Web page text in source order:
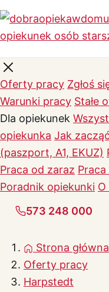
Oferty pracy Zgłoś
Warunki pracy Stałe
Dla opiekunek
opiekunka Jak
(paszport, A1, EKUZ)
Praca od zaraz
Poradnik opiekunki O
573 248 000
Strona główna
Oferty pracy
Harpstedt